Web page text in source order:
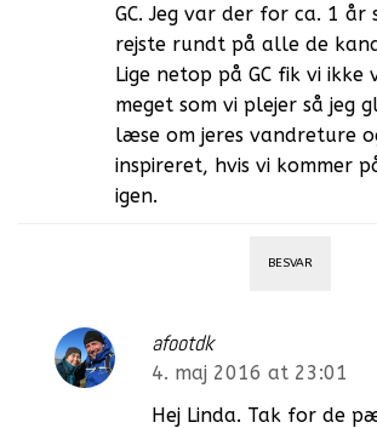
GC. Jeg var der for ca. 1 år
rejste rundt på alle de
Lige netop på GC fik vi ikke
meget som vi plejer så jeg
læse om jeres vandreture
inspireret, hvis vi kommer
igen.
BESVAR
afootdk
4. maj 2016 at 23:01
Hej Linda. Tak for de